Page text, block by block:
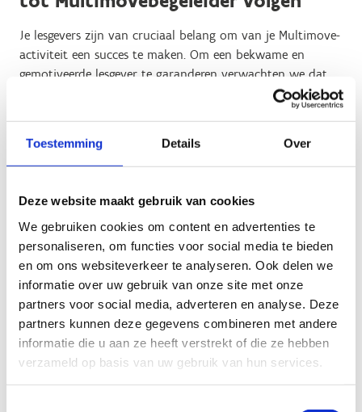
Toestemming Details Over
Deze website maakt gebruik van cookies
We gebruiken cookies om content en advertenties te
personaliseren, om functies voor social media te bieden
en om ons websiteverkeer te analyseren. Ook delen we
informatie over uw gebruik van onze site met onze
partners voor social media, adverteren en analyse. Deze
partners kunnen deze gegevens combineren met andere
informatie die u aan ze heeft verstrekt of die ze hebben
verzameld op basis van uw gebruik van hun services.
Je lesgevers zijn van cruciaal belang om van je Multimove-
activiteit een succes te maken. Om een bekwame en
gemotiveerde lesgever te garanderen verwachten we dat
lesgevers de opleiding Multimove- en Sportsnackbegeleider
(duur = 15u) volgen of ermee gelijk gesteld zijn. De Vlaamse
opleidingen voor Multimovebegeleiders.
Sportsnackbegeleider
4. Ontvang je erkenning als
Multimove-organisatie
Wanneer de bovenstaande stappen in orde gebracht zijn,
ontvang je een Multimove-startpakket met flyers, affiches,
een raamsticker 'erkende Multimove-organisatie', 100
stickervellen, een vlaggenlijn en een pakket van een